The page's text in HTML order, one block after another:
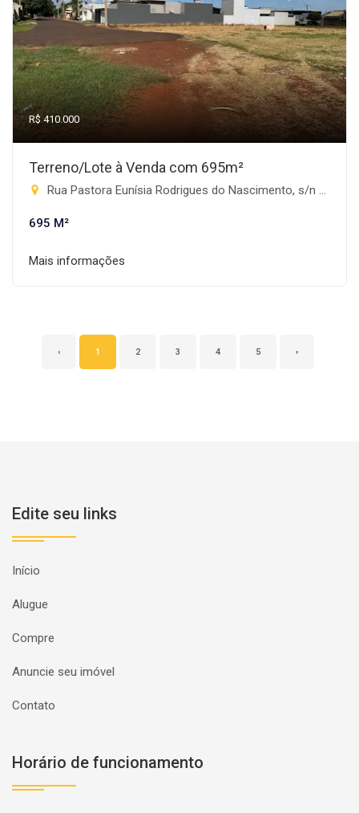
R$ 410.000
Terreno/Lote à Venda com 695m²
Rua Pastora Eunísia Rodrigues do Nascimento, s/n - Progresso, Rio Brilhante-MS
695 M²
Mais informações
‹ 1 2 3 4 5 ›
Edite seu links
Início
Alugue
Compre
Anuncie seu imóvel
Contato
Horário de funcionamento